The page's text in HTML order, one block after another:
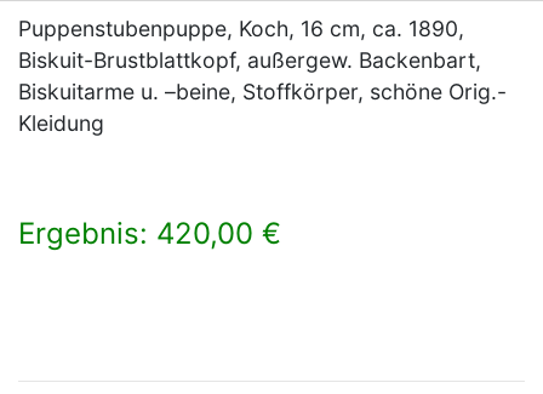
Puppenstubenpuppe, Koch, 16 cm, ca. 1890,
Biskuit-Brustblattkopf, außergew. Backenbart,
Biskuitarme u. –beine, Stoffkörper, schöne Orig.-
Kleidung
Ergebnis: 420,00 €